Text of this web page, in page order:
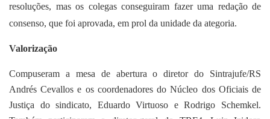
resoluções, mas os colegas conseguiram fazer uma redação de
consenso, que foi aprovada, em prol da unidade da ategoria.
Valorização
Compuseram a mesa de abertura o diretor do Sintrajufe/RS
Andrés Cevallos e os coordenadores do Núcleo dos Oficiais de
Justiça do sindicato, Eduardo Virtuoso e Rodrigo Schemkel.